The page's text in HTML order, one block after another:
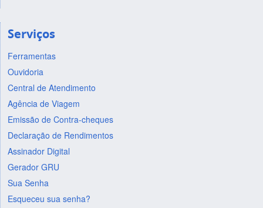
Serviços
Ferramentas
Ouvidoria
Central de Atendimento
Agência de Viagem
Emissão de Contra-cheques
Declaração de Rendimentos
Assinador Digital
Gerador GRU
Sua Senha
Esqueceu sua senha?